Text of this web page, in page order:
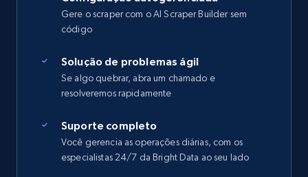
Gere o scraper com o AI Scraper Builder sem
código
Solução de problemas ágil
Se algo quebrar, abra um chamado e
resolveremos rapidamente
Suporte completo
Você gerencia as operações diárias, com os
especialistas 24/7 da Bright Data ao seu lado